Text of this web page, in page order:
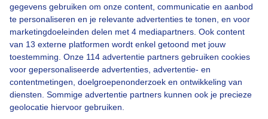
gegevens gebruiken om onze content, communicatie en aanbod
te personaliseren en je relevante advertenties te tonen, en voor
marketingdoeleinden delen met 4 mediapartners. Ook content
van 13 externe platformen wordt enkel getoond met jouw
toestemming. Onze 114 advertentie partners gebruiken cookies
voor gepersonaliseerde advertenties, advertentie- en
contentmetingen, doelgroepenonderzoek en ontwikkeling van
diensten. Sommige advertentie partners kunnen ook je precieze
geolocatie hiervoor gebruiken.
Over Buienradar
Bedrijfsgegevens
Veelgestelde vragen